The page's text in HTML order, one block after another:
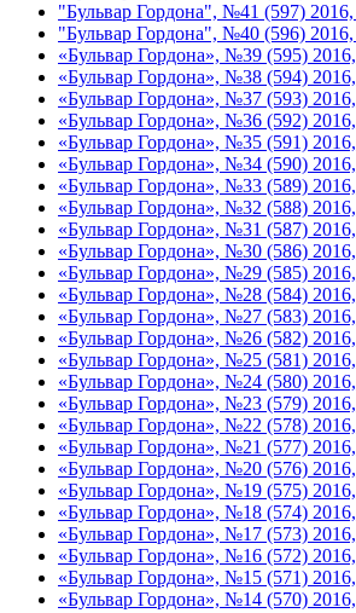
"Бульвар Гордона", №41 (597) 2016,
"Бульвар Гордона", №40 (596) 2016,
«Бульвар Гордона», №39 (595)
«Бульвар Гордона», №38 (594)
«Бульвар Гордона», №37 (593)
«Бульвар Гордона», №36 (592)
«Бульвар Гордона», №35 (591) 2016,
«Бульвар Гордона», №34 (590) 2016,
«Бульвар Гордона», №33 (589) 2016,
«Бульвар Гордона», №32 (588) 2016,
«Бульвар Гордона», №31 (587) 2016,
«Бульвар Гордона», №30 (586)
«Бульвар Гордона», №29 (585)
«Бульвар Гордона», №28 (584)
«Бульвар Гордона», №27 (583)
«Бульвар Гордона», №26 (582)
«Бульвар Гордона», №25 (581)
«Бульвар Гордона», №24 (580)
«Бульвар Гордона», №23 (579)
«Бульвар Гордона», №22 (578)
«Бульвар Гордона», №21 (577)
«Бульвар Гордона», №20 (576)
«Бульвар Гордона», №19 (575)
«Бульвар Гордона», №18 (574)
«Бульвар Гордона», №17 (573)
«Бульвар Гордона», №16 (572)
«Бульвар Гордона», №15 (571)
«Бульвар Гордона», №14 (570)